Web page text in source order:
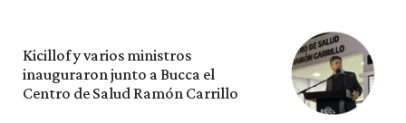
Kicillof y varios ministros
inauguraron junto a Bucca el
Centro de Salud Ramón Carrillo